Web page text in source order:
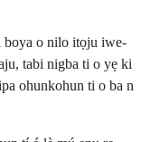
boya o nilo itọju iwe-
tabi nigba ti o yẹ ki
ohunkohun ti o ba n